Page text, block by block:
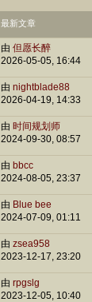
最新文章
由 但愿长醉
2026-05-05, 16:44
由 nightblade88
2026-04-19, 14:33
由 时间规划师
2024-09-30, 08:57
由 bbcc
2024-08-05, 23:37
由 Blue bee
2024-07-09, 01:11
由 zsea958
2023-12-17, 23:20
由 rpgslg
2023-12-05, 10:40